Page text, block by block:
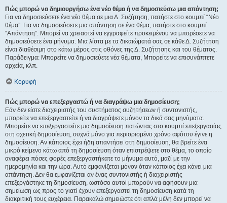
Πώς μπορώ να δημιουργήσω ένα νέο θέμα ή να δημοσιεύσω μια απάντηση;
Για να δημοσιεύσετε ένα νέο θέμα σε μια Δ. Συζήτηση, πατήστε στο κουμπί “Νέο
θέμα”. Για να δημοσιεύσετε μια απάντηση σε ένα θέμα, πατήστε στο κουμπί
“Απάντηση”. Μπορεί να χρειαστεί να εγγραφείτε προκειμένου να μπορέσετε να
δημοσιεύσετε ένα μήνυμα. Μια λίστα με τα δικαιώματά σας σε κάθε Δ. Συζήτηση
είναι διαθέσιμη στο κάτω μέρος στις οθόνες της Δ. Συζήτησης και του θέματος.
Παράδειγμα: Μπορείτε να δημοσιεύετε νέα θέματα, Μπορείτε να επισυνάπτετε
αρχεία, κλπ.
Κορυφή
Πώς μπορώ να επεξεργαστώ ή να διαγράψω μια δημοσίευση;
Εάν δεν είστε διαχειριστής του συστήματος συζητήσεων ή συντονιστής,
μπορείτε να επεξεργαστείτε ή να διαγράψετε μόνον τα δικά σας μηνύματα.
Μπορείτε να επεξεργαστείτε μια δημοσίευση πατώντας στο κουμπί επεξεργασίας
στη σχετική δημοσίευση, συχνά μόνο για περιορισμένο χρόνο αφότου έγινε η
δημοσίευση. Αν κάποιος έχει ήδη απαντήσει στη δημοσίευση, θα βρείτε ένα
μικρό κείμενο κάτω από τη δημοσίευση όταν επιστρέψετε στο θέμα, το οποίο
αναφέρει πόσες φορές επεξεργαστήκατε το μήνυμα αυτό, μαζί με την
ημερομηνία και την ώρα. Αυτό εμφανίζεται μόνον όταν κάποιος έχει κάνει μια
απάντηση. Δεν θα εμφανίζεται αν ένας συντονιστής ή διαχειριστής
επεξεργάστηκε τη δημοσίευση, ωστόσο αυτοί μπορούν να αφήσουν μια
σημείωση ως προς το γιατί έχουν επεξεργαστεί τη δημοσίευση κατά τη
διακριτική τους ευχέρεια. Παρακαλώ σημειώστε ότι απλά μέλη δεν μπορεί να